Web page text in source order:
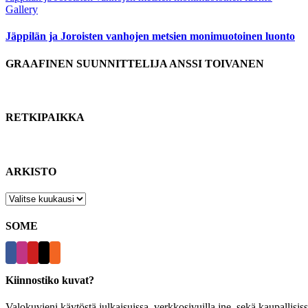
Gallery
Jäppilän ja Joroisten vanhojen metsien monimuotoinen luonto
GRAAFINEN SUUNNITTELIJA ANSSI TOIVANEN
RETKIPAIKKA
ARKISTO
ARKISTO
SOME
Kiinnostiko kuvat?